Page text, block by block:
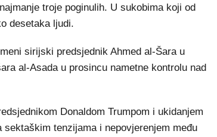
troje poginulih. U sukobima koji od
desetaka ljudi.
sirijski predsjednik Ahmed al-Šara u
al-Asada u prosincu nametne kontrolu nad
Donaldom Trumpom i ukidanjem
tenzijama i nepovjerenjem među